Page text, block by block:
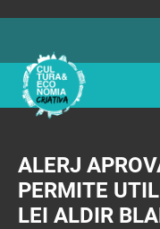
ALERJ
PERMITE
LEI ALDIR